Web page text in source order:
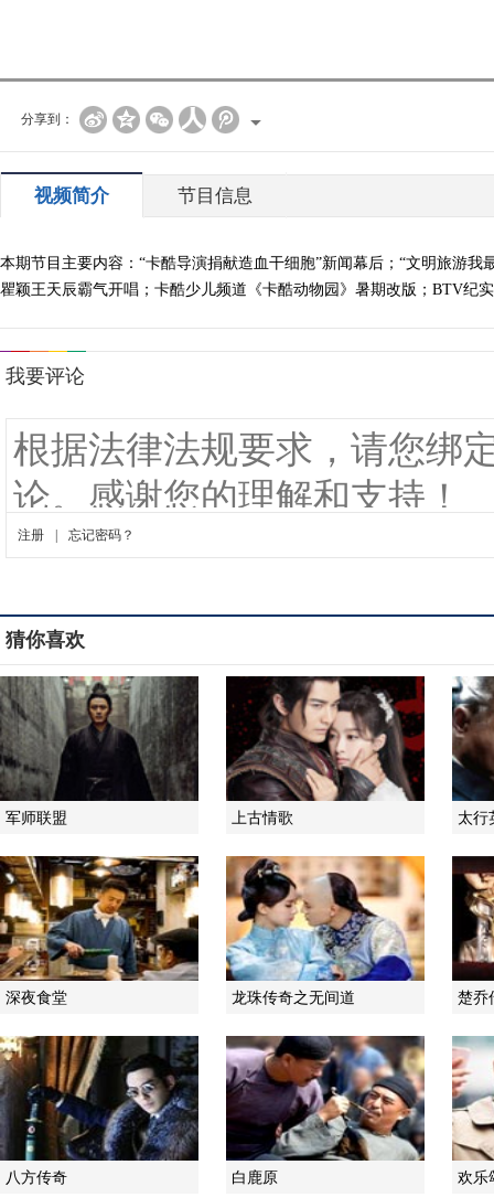
分享到：
视频简介 节目信息
本期节目主要内容：“卡酷导演捐献造血干细胞”新闻幕后；“文明旅游
瞿颖王天辰霸气开唱；卡酷少儿频道《卡酷动物园》暑期改版；BTV纪
猜你喜欢
军师联盟 上古情歌 太行
深夜食堂 龙珠传奇之无间道 楚乔
八方传奇 白鹿原 欢乐